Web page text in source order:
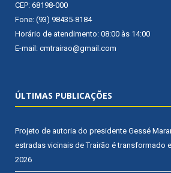
CEP: 68198-000
Fone: (93) 98435-8184
Horário de atendimento: 08:00 às 14:00
E-mail: cmtrairao@gmail.com
ÚLTIMAS PUBLICAÇÕES
Projeto de autoria do presidente Gessé
estradas vicinais de Trairão é transformado
2026